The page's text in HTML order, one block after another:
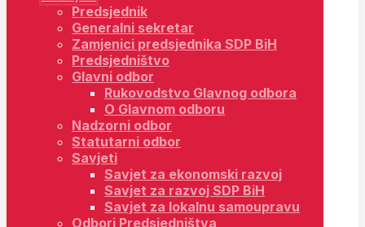
Predsjednik
Generalni sekretar
Zamjenici predsjednika SDP BiH
Predsjedništvo
Glavni odbor
Rukovodstvo Glavnog odbora
O Glavnom odboru
Nadzorni odbor
Statutarni odbor
Savjeti
Savjet za ekonomski razvoj
Savjet za razvoj SDP BiH
Savjet za lokalnu samoupravu
Odbori Predsjedništva